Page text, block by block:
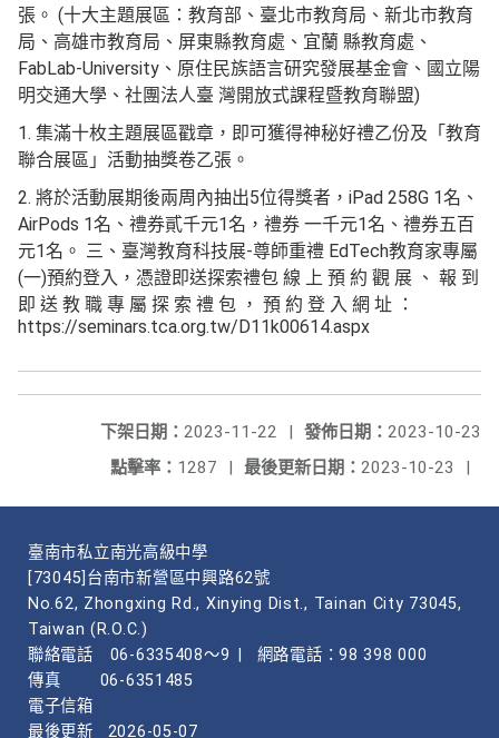
張。 (十大主題展區：教育部、臺北市教育局、新北市教育
局、高雄市教育局、屏東縣教育處、宜蘭 縣教育處、
FabLab-University、原住民族語言研究發展基金會、國立陽
明交通大學、社團法人臺 灣開放式課程暨教育聯盟)
1. 集滿十枚主題展區戳章，即可獲得神秘好禮乙份及「教育
聯合展區」活動抽獎卷乙張。
2. 將於活動展期後兩周內抽出5位得獎者，iPad 258G 1名、
AirPods 1名、禮券貳千元1名，禮券 一千元1名、禮券五百
元1名。 三、臺灣教育科技展-尊師重禮 EdTech教育家專屬
(一)預約登入，憑證即送探索禮包 線 上 預 約 觀 展 、 報 到
即 送 教 職 專 屬 探 索 禮 包 ， 預 約 登 入 網 址 ：
https://seminars.tca.org.tw/D11k00614.aspx
發佈日期： 2023-10-23
下架日期： 2023-11-22
|
最後更新日期： 2023-10-23 |
點擊率： 1287 |
臺南市私立南光高級中學
[73045]台南市新營區中興路62號
No.62, Zhongxing Rd., Xinying Dist., Tainan City 73045,
Taiwan (R.O.C.)
聯絡電話
06-6335408～9
網路電話：98 398 000
傳真
06-6351485
電子信箱
最後更新
2026-05-07